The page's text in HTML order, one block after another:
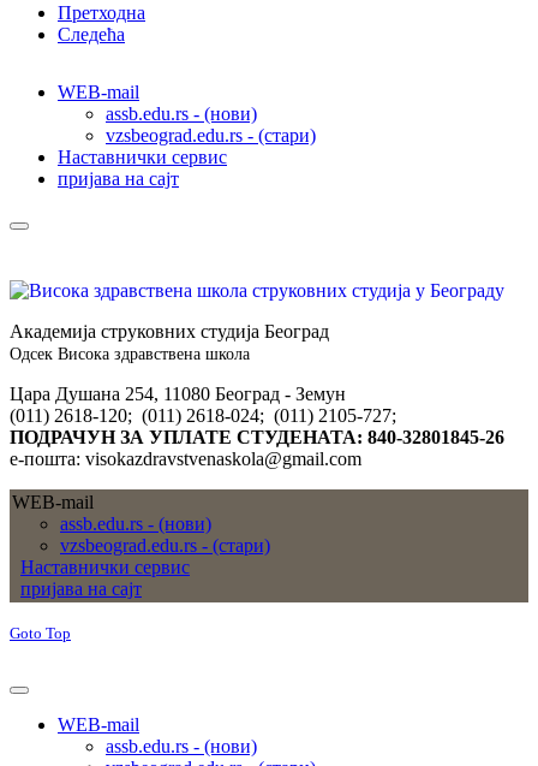
Претходна
Следећа
WEB-mail
assb.edu.rs - (нови)
vzsbeograd.edu.rs - (стари)
Наставнички сервис
пријава на сајт
Академија струковних студија Београд
Одсек Висока здравствена школа
Цара Душана 254, 11080 Београд - Земун
(011) 2618-120; (011) 2618-024; (011) 2105-727;
ПОДРАЧУН ЗА УПЛАТЕ СТУДЕНАТА: 840-32801845-26
е-пошта: visokazdravstvenaskola@gmail.com
WEB-mail
assb.edu.rs - (нови)
vzsbeograd.edu.rs - (стари)
Наставнички сервис
пријава на сајт
Goto Top
WEB-mail
assb.edu.rs - (нови)